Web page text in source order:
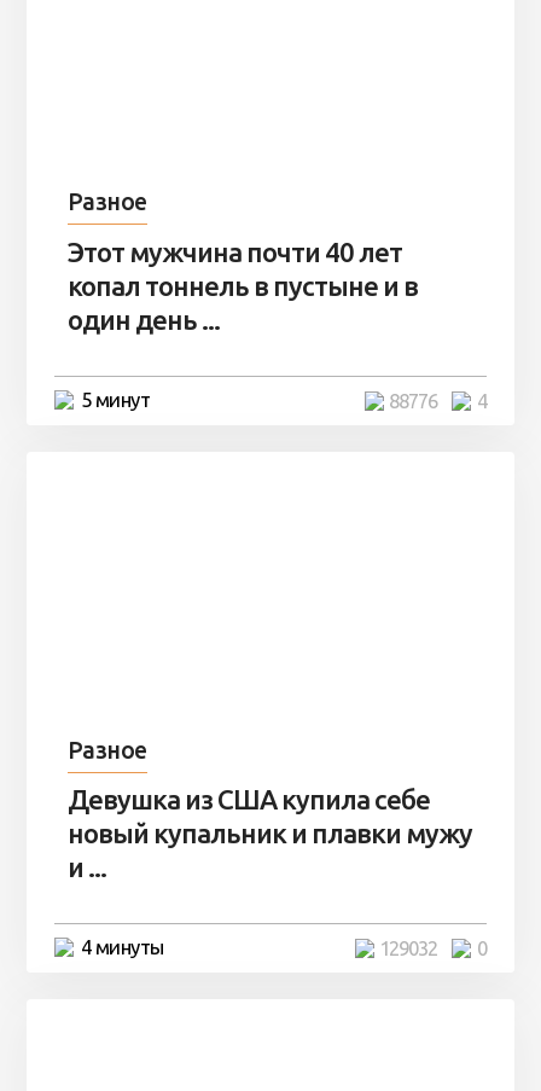
Разное
Этот мужчина почти 40 лет
копал тоннель в пустыне и в
один день ...
5 минут 4
88776
Разное
Девушка из США купила себе
новый купальник и плавки мужу
и ...
4 минуты 0
129032